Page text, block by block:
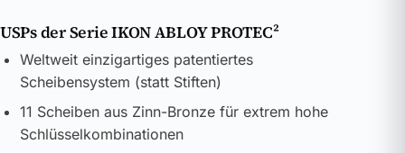
USPs der Serie IKON ABLOY PROTEC²
Weltweit einzigartiges patentiertes
Scheibensystem (statt Stiften)
11 Scheiben aus Zinn-Bronze für extrem hohe
Schlüsselkombinationen